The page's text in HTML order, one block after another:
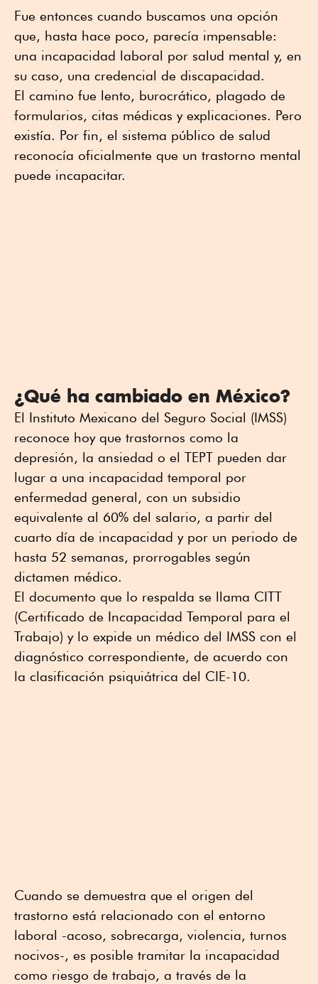
Fue entonces cuando buscamos una opción
que, hasta hace poco, parecía impensable:
una incapacidad laboral por salud mental y, en
su caso, una credencial de discapacidad.
El camino fue lento, burocrático, plagado de
formularios, citas médicas y explicaciones. Pero
existía. Por fin, el sistema público de salud
reconocía oficialmente que un trastorno mental
puede incapacitar.
¿Qué ha cambiado en México?
El Instituto Mexicano del Seguro Social (IMSS)
reconoce hoy que trastornos como la
depresión, la ansiedad o el TEPT pueden dar
lugar a una incapacidad temporal por
enfermedad general, con un subsidio
equivalente al 60% del salario, a partir del
cuarto día de incapacidad y por un periodo de
hasta 52 semanas, prorrogables según
dictamen médico.
El documento que lo respalda se llama CITT
(Certificado de Incapacidad Temporal para el
Trabajo) y lo expide un médico del IMSS con el
diagnóstico correspondiente, de acuerdo con
la clasificación psiquiátrica del CIE-10.
Cuando se demuestra que el origen del
trastorno está relacionado con el entorno
laboral -acoso, sobrecarga, violencia, turnos
nocivos-, es posible tramitar la incapacidad
como riesgo de trabajo, a través de la